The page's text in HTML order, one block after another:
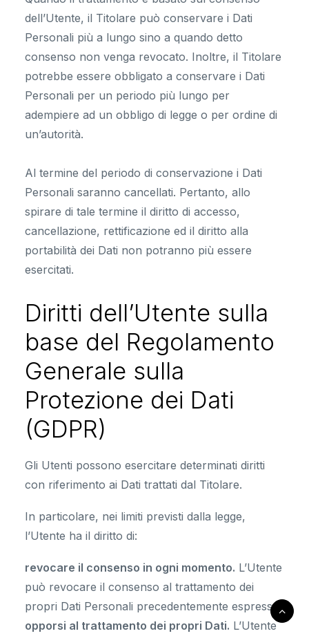
dell’Utente, il Titolare può conservare i Dati
Personali più a lungo sino a quando detto
consenso non venga revocato. Inoltre, il Titolare
potrebbe essere obbligato a conservare i Dati
Personali per un periodo più lungo per
adempiere ad un obbligo di legge o per ordine di
un’autorità.
Al termine del periodo di conservazione i Dati
Personali saranno cancellati. Pertanto, allo
spirare di tale termine il diritto di accesso,
cancellazione, rettificazione ed il diritto alla
portabilità dei Dati non potranno più essere
esercitati.
Diritti dell’Utente sulla
base del Regolamento
Generale sulla
Protezione dei Dati
(GDPR)
Gli Utenti possono esercitare determinati diritti
con riferimento ai Dati trattati dal Titolare.
In particolare, nei limiti previsti dalla legge,
l’Utente ha il diritto di:
revocare il consenso in ogni momento. L’Utente
può revocare il consenso al trattamento dei
propri Dati Personali precedentemente espresso.
opporsi al trattamento dei propri Dati. L’Utente